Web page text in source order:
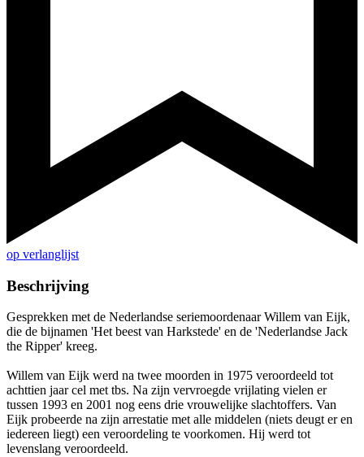
op verlanglijst
Beschrijving
Gesprekken met de Nederlandse seriemoordenaar Willem van Eijk,
die de bijnamen 'Het beest van Harkstede' en de 'Nederlandse Jack
the Ripper' kreeg.
Willem van Eijk werd na twee moorden in 1975 veroordeeld tot
achttien jaar cel met tbs. Na zijn vervroegde vrijlating vielen er
tussen 1993 en 2001 nog eens drie vrouwelijke slachtoffers. Van
Eijk probeerde na zijn arrestatie met alle middelen (niets deugt er en
iedereen liegt) een veroordeling te voorkomen. Hij werd tot
levenslang veroordeeld.